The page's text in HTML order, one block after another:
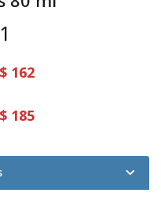
$ 162
$ 185